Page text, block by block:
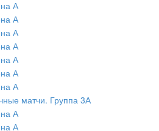
А
А
А
А
А
А
А
матчи. Группа 3А
А
А